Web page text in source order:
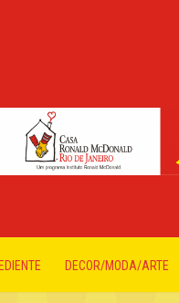
DECOR/MODA/ARTE